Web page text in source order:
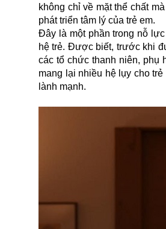
không chỉ về mặt thể chất
phát triển tâm lý của trẻ em.
Đây là một phần trong nỗ
hệ trẻ. Được biết, trước khi
các tổ chức thanh niên, phụ
mang lại nhiều hệ lụy cho
lành mạnh.